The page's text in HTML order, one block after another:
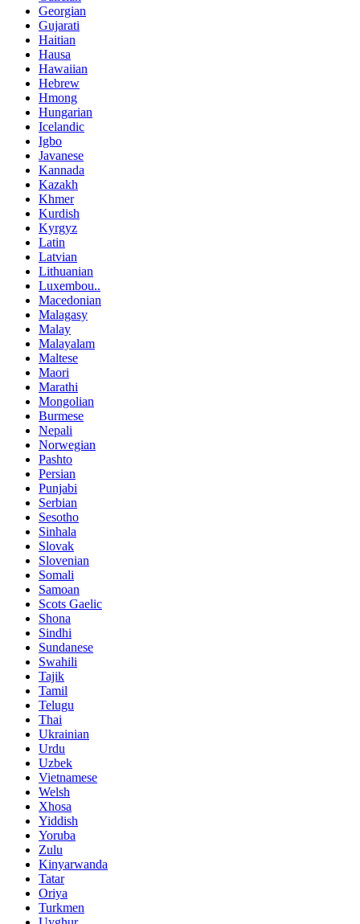
Georgian
Gujarati
Haitian
Hausa
Hawaiian
Hebrew
Hmong
Hungarian
Icelandic
Igbo
Javanese
Kannada
Kazakh
Khmer
Kurdish
Kyrgyz
Latin
Latvian
Lithuanian
Luxembou..
Macedonian
Malagasy
Malay
Malayalam
Maltese
Maori
Marathi
Mongolian
Burmese
Nepali
Norwegian
Pashto
Persian
Punjabi
Serbian
Sesotho
Sinhala
Slovak
Slovenian
Somali
Samoan
Scots Gaelic
Shona
Sindhi
Sundanese
Swahili
Tajik
Tamil
Telugu
Thai
Ukrainian
Urdu
Uzbek
Vietnamese
Welsh
Xhosa
Yiddish
Yoruba
Zulu
Kinyarwanda
Tatar
Oriya
Turkmen